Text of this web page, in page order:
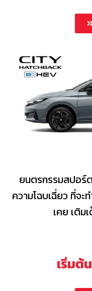
ยนตรกรรมสปอร์
ความโฉบเฉี่ยว ที่จะ
เคย เติม
เริ่มต้